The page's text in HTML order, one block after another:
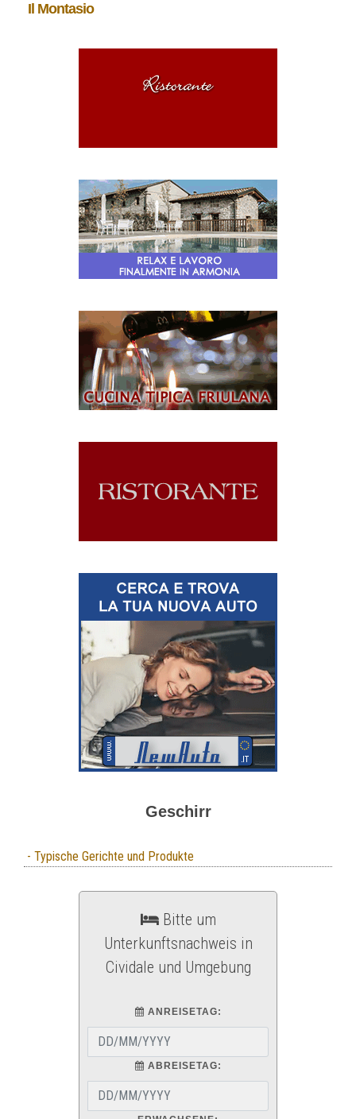
Il Montasio
Geschirr
- Typische Gerichte und Produkte
Bitte um
Unterkunftsnachweis in
Cividale und Umgebung
ANREISETAG:
ABREISETAG: